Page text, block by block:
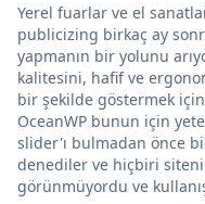
Yerel fuarlar ve el
publicizing birkaç ay
yapmanın bir yolunu
kalitesini, hafif ve
bir şekilde göstermek
OceanWP bunun için
slider'ı bulmadan önce
denediler ve hiçbiri
görünmüyordu ve